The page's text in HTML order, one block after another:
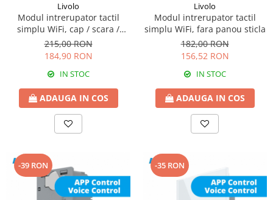
Livolo
Modul intrerupator tactil
simplu WiFi, cap / scara /
cruce, fara panou sticla
215,00 RON
184,90 RON
IN STOC
ADAUGA IN COS
Livolo
Modul intrerupator tactil
simplu WiFi, fara panou sticla
182,00 RON
156,52 RON
IN STOC
ADAUGA IN COS
-39 RON -35 RON